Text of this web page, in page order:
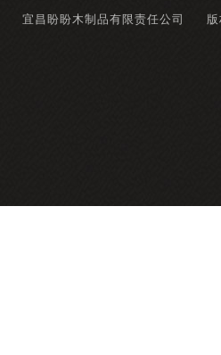
宜昌盼盼木制品有限责任公司